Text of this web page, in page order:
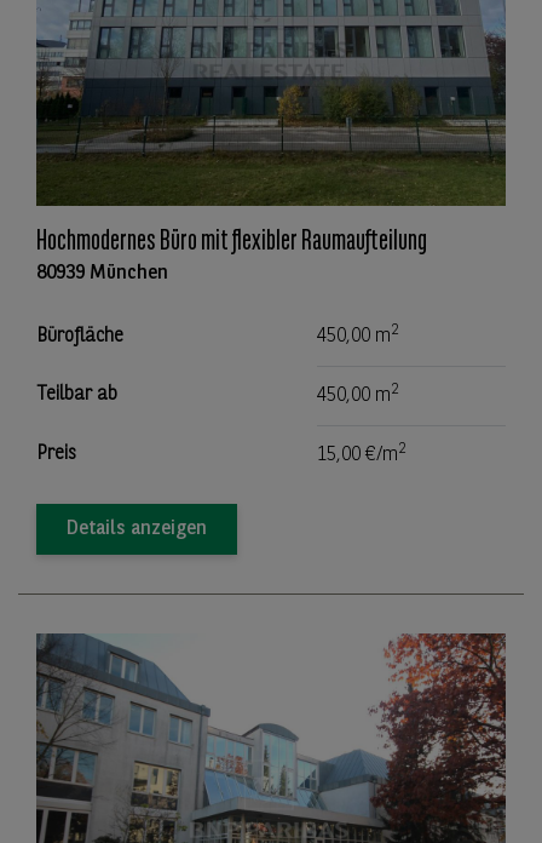
Hochmodernes Büro mit flexibler Raumaufteilung
80939 München
Bürofläche 450,00 m2
Teilbar ab 450,00 m2
Preis 15,00 €/m2
Details anzeigen